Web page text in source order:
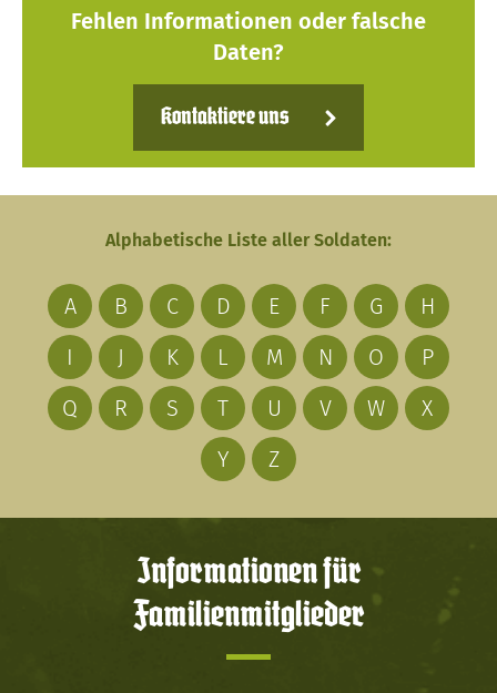
Fehlen Informationen oder falsche
Daten?
Kontaktiere uns
Alphabetische Liste aller Soldaten:
A B C D E F G
H
I
J K L M N O
P
Q
R S T U V W
X
Y
Z
Informationen für
Familienmitglieder